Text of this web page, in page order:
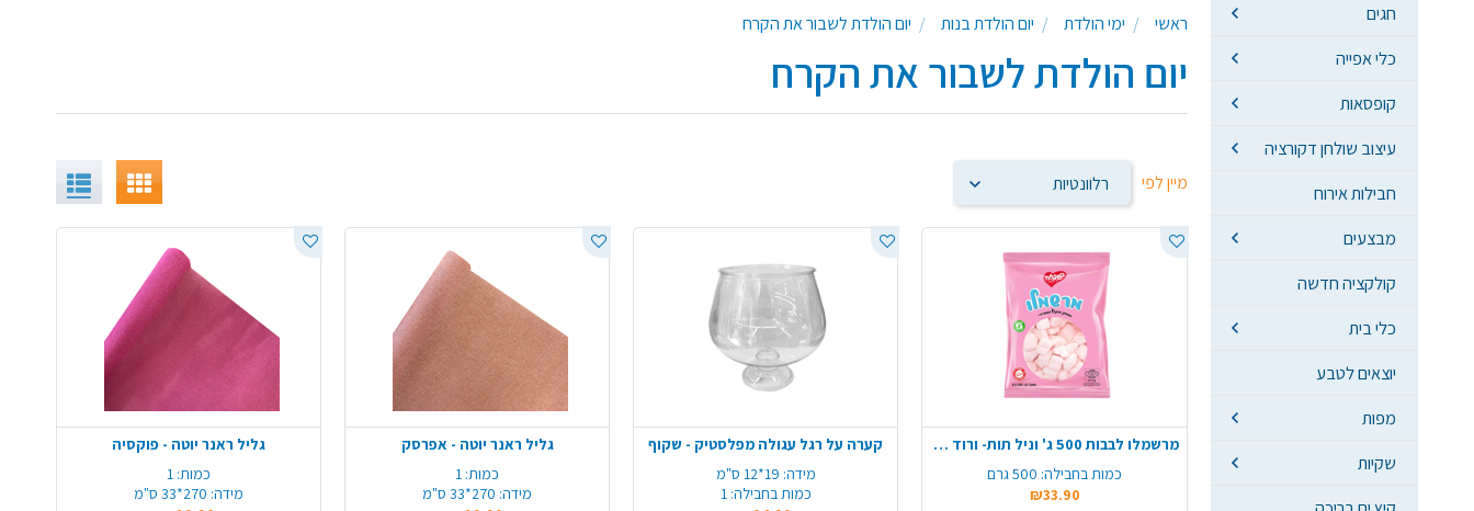
חגים
כלי אפייה
קופסאות
עיצוב שולחן דקורציה
חבילות אירוח
מבצעים
קולקציה חדשה
כלי בית
יוצאים לטבע
מפות
שקיות
ראשי ימי הולדת יום הולדת בנות יום הולדת לשבור את הקרח
יום הולדת לשבור את הקרח
מיין לפי
מרשמלו לבבות 500 ג' וניל תות- ורוד לבן
כמות בחבילה: 500 גרם
₪33.90
קערה על רגל עגולה מפלסטיק - שקוף
מידה: 19*12 ס"מ
כמות בחבילה: 1
גליל ראנר יוטה - אפרסק
כמות: 1
מידה: 270*33 ס"מ
גליל ראנר יוטה - פוקסיה
כמות: 1
מידה: 270*33 ס"מ